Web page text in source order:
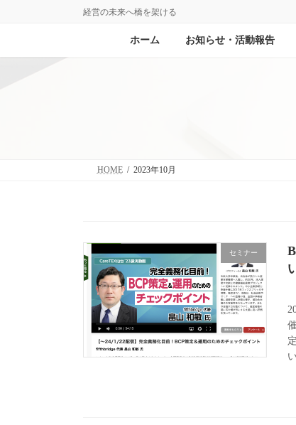
経営の未来へ橋を架ける
ホーム お知らせ・活動報告
HOME 2023年10月
セミナー